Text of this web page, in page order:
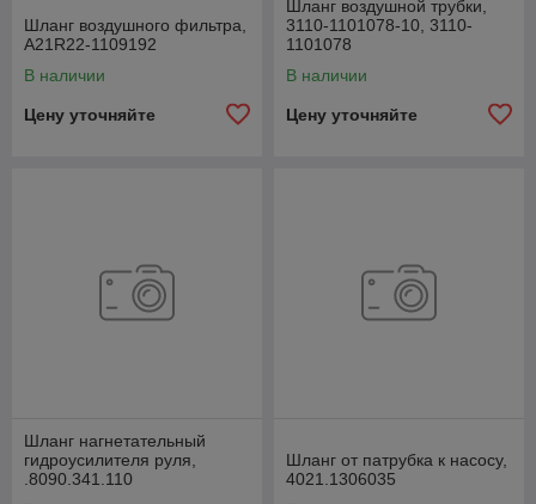
Шланг воздушного фильтра,
А21R22-1109192
В наличии
Цену уточняйте
Шланг воздушной трубки,
3110-1101078-10, 3110-
1101078
В наличии
Цену уточняйте
Шланг нагнетательный
гидроусилителя руля,
.8090.341.110
Шланг от патрубка к насосу,
4021.1306035